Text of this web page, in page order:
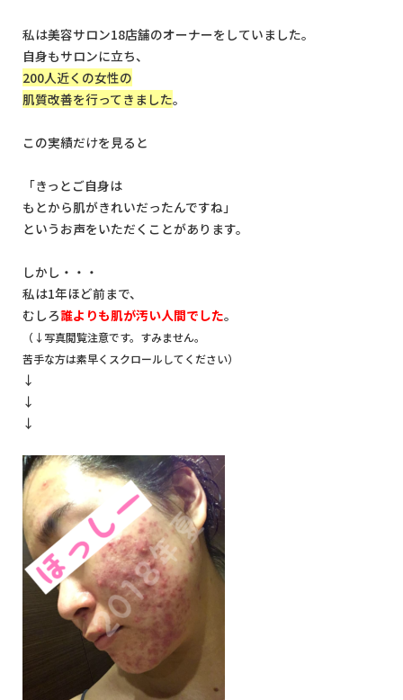
私は美容サロン18店舗のオーナーをしていました。
自身もサロンに立ち、
200人近くの女性の
肌質改善を行ってきました。
この実績だけを見ると
「きっとご自身は
もとから肌がきれいだったんですね」
というお声をいただくことがあります。
しかし・・・
私は1年ほど前まで、
むしろ誰よりも肌が汚い人間でした。
（↓写真閲覧注意です。すみません。
苦手な方は素早くスクロールしてください）
↓
↓
↓